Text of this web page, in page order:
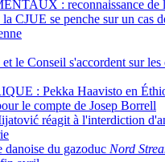
: reconnaissance de
CJUE se penche sur un cas
le Conseil s'accordent sur les
: Pekka Haavisto en
le compte de Josep Borrell
réagit à l'interdiction
danoise du gazoduc Nord